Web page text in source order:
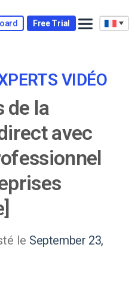
Free Trial
VIDÉO
de la
avec
le September 23,